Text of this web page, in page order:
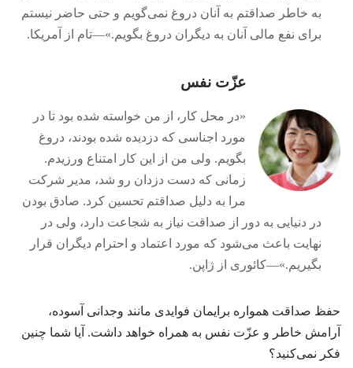
به خاطر صداقتم به آنان دروغ نمی‌گویم و حتی حاضر نیستم
برای نفع مالی آنان به دیگران دروغ بگویم.‏»—‏تام از آمریکا.‏
عزّت نفس
‏«در محل کار،‏ از من خواسته شده بود تا در
مورد اجناسی که دزدیده شده بودند،‏ دروغ
بگویم.‏ ولی من از این کار امتناع ورزیدم.‏
زمانی که دست دزدان رو شد،‏ مدیر شرکت
مرا به دلیل صداقتم تحسین کرد.‏ صادق بودن
در دنیایی به دور از صداقت نیاز به شجاعت دارد،‏ ولی در
نهایت باعث می‌شود که مورد اعتماد و احترام دیگران قرار
بگیریم.‏»—‏کائوری از ژاپن.‏
حفظ صداقت همواره برایمان فوایدی مانند وجدانی آسوده،‏
آرامش خاطر و عزّت نفس به همراه خواهد داشت.‏ آیا شما چنین
فکر نمی‌کنید؟‏